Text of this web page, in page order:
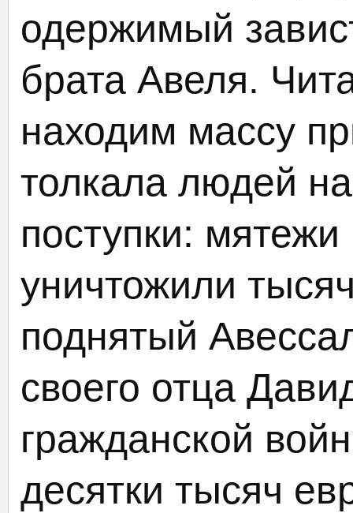
одержимый
брата Авеля.
находим массу
толкала людей
поступки:
уничтожили
поднятый
своего отца
гражданской
десятки тысяч